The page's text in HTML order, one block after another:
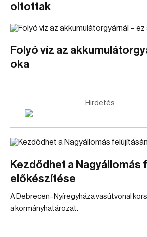
oltottak
Folyó víz az
oka
Hirdetés
Kezdődhet a Nagyállomás
előkészítése
A Debrecen–Nyíregyháza vasútvonal
a kormányhatározat.